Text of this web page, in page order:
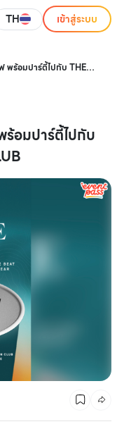
TH เข้าสู่ระบบ
พร้อมปาร์ตี้ไปกับ THE
อมปาร์ตี้ไปกับ